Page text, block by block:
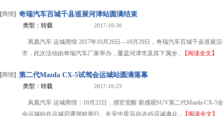
[商情] 奇瑞汽车百城千县巡展河津站圆满结束
类型：转载 2017-10-30
凤凰汽车 运城商情 2017年10月26日—10月29日，奇瑞汽车百城千县巡展
市，此次活动由奇瑞汽车厂家举办，覆盖河津市及其下属乡... 【阅读全文】
[商情] 第二代Mazda CX-5试驾会运城站圆满落幕
类型：转载 2017-10-23
凤凰汽车 运城商情：10月22日，感官觉醒 新感观SUV第二代Mazda CX-5
会运城站在运城启通驾校举行。长安中星马自达4S店诚邀众... 【阅读全文】